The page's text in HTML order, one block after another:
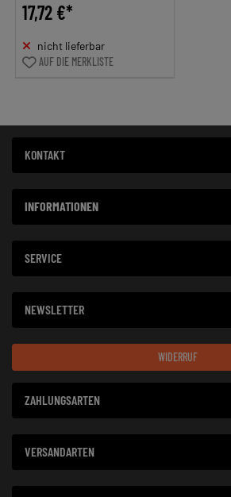
17,72 €*
nicht lieferbar
AUF DIE MERKLISTE
KONTAKT
INFORMATIONEN
SERVICE
NEWSLETTER
WIDERRUF
ZAHLUNGSARTEN
VERSANDARTEN